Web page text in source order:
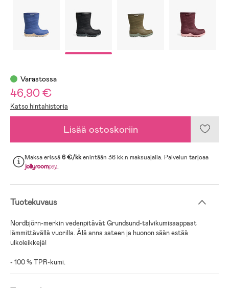
Varastossa
46,90 €
Katso hintahistoria
Lisää ostoskoriin
Maksa erissä6 €/kkenintään 36 kk:n maksuajalla. Palvelun tarjoaa
.
Tuotekuvaus
Nordbjörn-merkin vedenpitävät Grundsund-talvikumisaappaat
lämmittävällä vuorilla. Älä anna sateen ja huonon sään estää
ulkoleikkejä!
- 100 % TPR-kumi.